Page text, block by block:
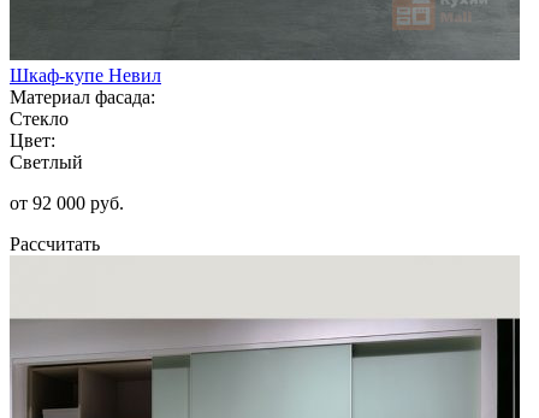
Шкаф-купе Невил
Материал фасада:
Стекло
Цвет:
Светлый
от 92 000 руб.
Рассчитать